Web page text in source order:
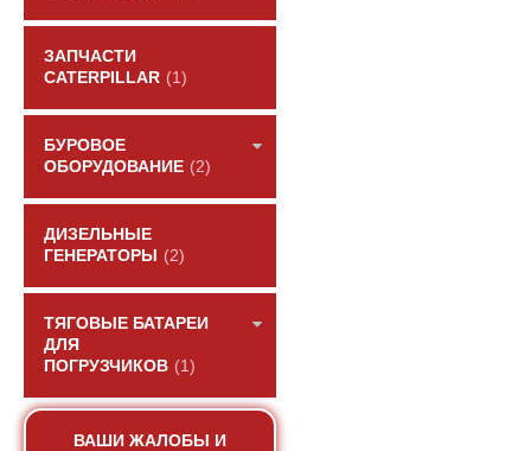
ЗАПЧАСТИ
CATERPILLAR (1)
БУРОВОЕ
ОБОРУДОВАНИЕ (2)
ДИЗЕЛЬНЫЕ
ГЕНЕРАТОРЫ
(2)
ТЯГОВЫЕ БАТАРЕИ
ДЛЯ
ПОГРУЗЧИКОВ (1)
ВАШИ ЖАЛОБЫ И